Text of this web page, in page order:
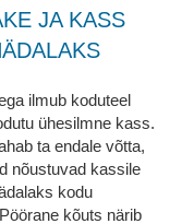
JA KASS
ilmub koduteel
ühesilmne kass.
ta endale võtta,
nõustuvad kassile
kodu
kõuts närib